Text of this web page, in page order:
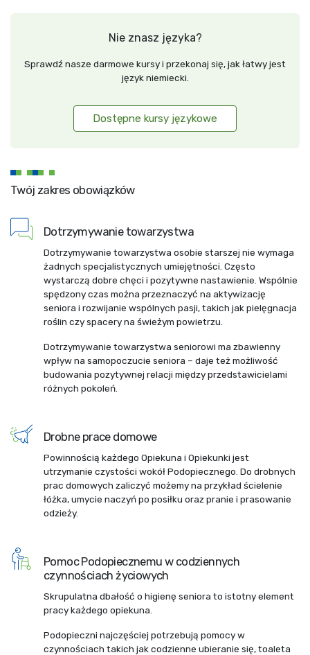
Nie znasz języka?
Sprawdź nasze darmowe kursy i przekonaj się, jak łatwy jest
język niemiecki.
Dostępne kursy językowe
Twój zakres obowiązków
Dotrzymywanie towarzystwa
Dotrzymywanie towarzystwa osobie starszej nie wymaga
żadnych specjalistycznych umiejętności. Często
wystarczą dobre chęci i pozytywne nastawienie. Wspólnie
spędzony czas można przeznaczyć na aktywizację
seniora i rozwijanie wspólnych pasji, takich jak pielęgnacja
roślin czy spacery na świeżym powietrzu.
Dotrzymywanie towarzystwa seniorowi ma zbawienny
wpływ na samopoczucie seniora – daje też możliwość
budowania pozytywnej relacji między przedstawicielami
różnych pokoleń.
Drobne prace domowe
Powinnością każdego Opiekuna i Opiekunki jest
utrzymanie czystości wokół Podopiecznego. Do drobnych
prac domowych zaliczyć możemy na przykład ścielenie
łóżka, umycie naczyń po posiłku oraz pranie i prasowanie
odzieży.
Pomoc Podopiecznemu w codziennych
czynnościach życiowych
Skrupulatna dbałość o higienę seniora to istotny element
pracy każdego opiekuna.
Podopieczni najczęściej potrzebują pomocy w
czynnościach takich jak codzienne ubieranie się, toaleta